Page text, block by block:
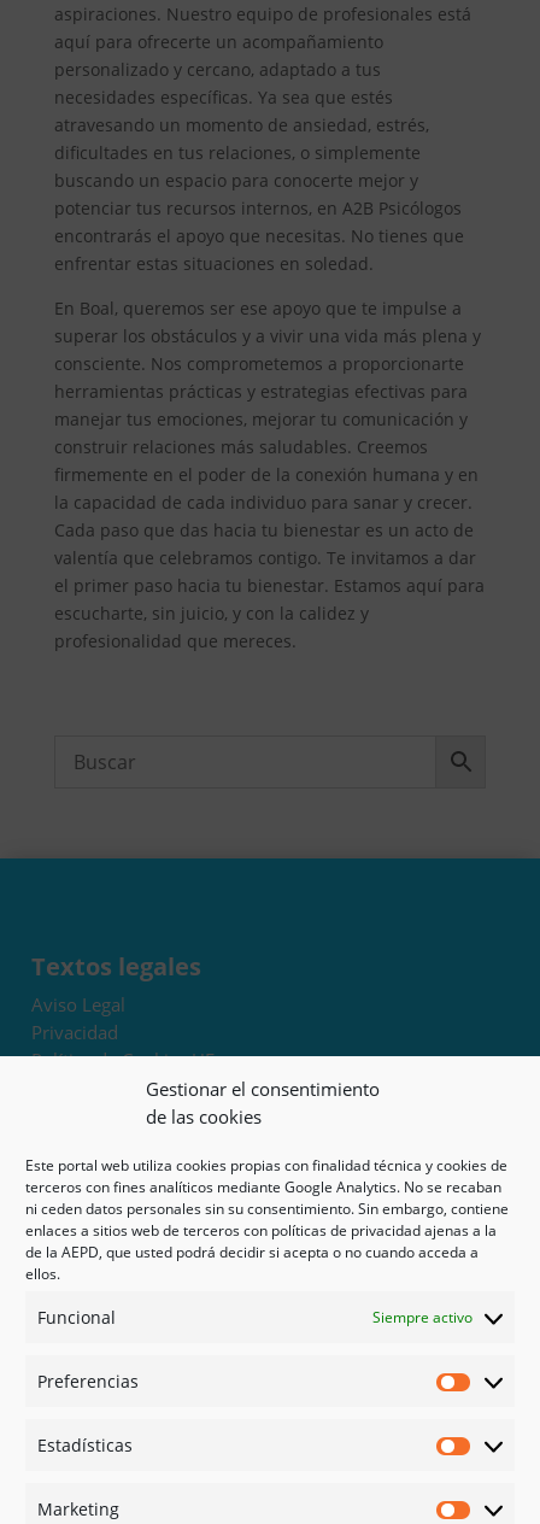
Gestionar el consentimiento
de las cookies
Este portal web utiliza cookies propias con finalidad técnica y cookies de
terceros con fines analíticos mediante Google Analytics. No se recaban
ni ceden datos personales sin su consentimiento. Sin embargo, contiene
enlaces a sitios web de terceros con políticas de privacidad ajenas a la
de la AEPD, que usted podrá decidir si acepta o no cuando acceda a
ellos.
Funcional Siempre activo
Preferencias
Estadísticas
Marketing
aspiraciones. Nuestro equipo de profesionales está
aquí para ofrecerte un acompañamiento
personalizado y cercano, adaptado a tus
necesidades específicas. Ya sea que estés
atravesando un momento de ansiedad, estrés,
dificultades en tus relaciones, o simplemente
buscando un espacio para conocerte mejor y
potenciar tus recursos internos, en A2B Psicólogos
encontrarás el apoyo que necesitas. No tienes que
enfrentar estas situaciones en soledad.
En Boal, queremos ser ese apoyo que te impulse a
superar los obstáculos y a vivir una vida más plena y
consciente. Nos comprometemos a proporcionarte
herramientas prácticas y estrategias efectivas para
manejar tus emociones, mejorar tu comunicación y
construir relaciones más saludables. Creemos
firmemente en el poder de la conexión humana y en
la capacidad de cada individuo para sanar y crecer.
Cada paso que das hacia tu bienestar es un acto de
valentía que celebramos contigo. Te invitamos a dar
el primer paso hacia tu bienestar. Estamos aquí para
escucharte, sin juicio, y con la calidez y
profesionalidad que mereces.
Textos legales
Aviso Legal
Privacidad
Política de Cookies UE
Términos y condiciones
Exoneración de responsabilidad
Mapa del sitio
Mi cuenta
Tienda
Psicología en Murcia
Guías
Redes sociales
Instagram
Linked in